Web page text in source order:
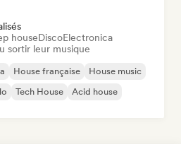
houseDiscoElectronica
sortir leur musique
House française
House music
Tech House Acid house